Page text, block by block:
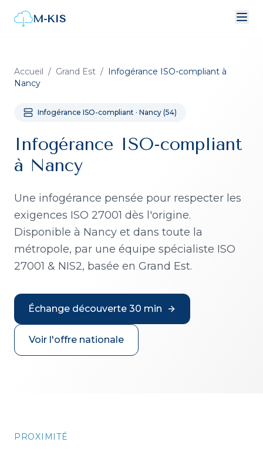
M-KIS
Accueil / Grand Est / Infogérance ISO-compliant à
Nancy
Infogérance ISO-compliant · Nancy (54)
Infogérance ISO-compliant
à Nancy
Une infogérance pensée pour respecter les
exigences ISO 27001 dès l'origine.
Disponible à Nancy et dans toute la
métropole, par une équipe spécialiste ISO
27001 & NIS2, basée en Grand Est.
Échange découverte 30 min
Voir l'offre nationale
PROXIMITÉ